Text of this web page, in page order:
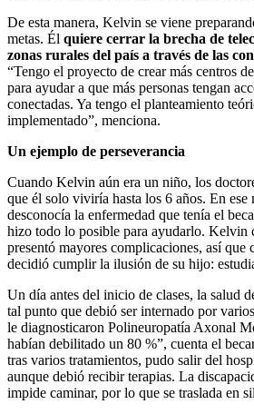
De esta manera, Kelvin se viene
metas. Él quiere cerrar la brecha de
zonas rurales del país a través de las
“Tengo el proyecto de crear más centros
para ayudar a que más personas tengan
conectadas. Ya tengo el planteamiento
implementado”, menciona.
Un ejemplo de perseverancia
Cuando Kelvin aún era un niño, los
que él solo viviría hasta los 6 años. En ese
desconocía la enfermedad que tenía el
hizo todo lo posible para ayudarlo. Kelvin
presentó mayores complicaciones, así que
decidió cumplir la ilusión de su hijo:
Un día antes del inicio de clases, la salud
tal punto que debió ser internado por
le diagnosticaron Polineuropatía Axonal
habían debilitado un 80 %”, cuenta el
tras varios tratamientos, pudo salir del
aunque debió recibir terapias. La
impide caminar, por lo que se traslada en